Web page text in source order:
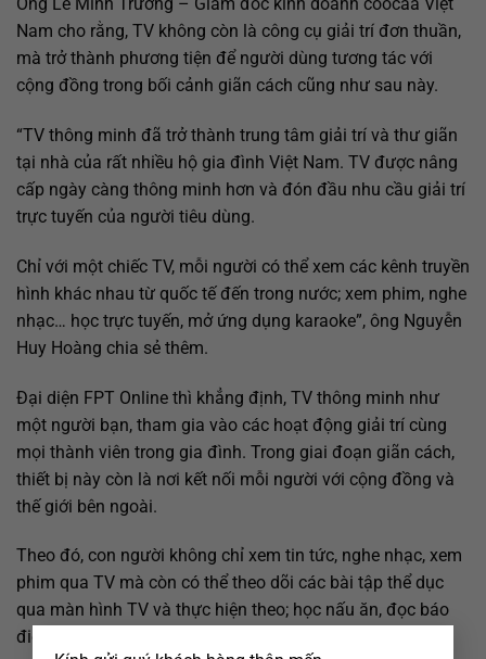
Nam cho rằng, TV không còn là công cụ giải trí đơn thuần,
mà trở thành phương tiện để người dùng tương tác với
cộng đồng trong bối cảnh giãn cách cũng như sau này.
“TV thông minh đã trở thành trung tâm giải trí và thư giãn
tại nhà của rất nhiều hộ gia đình Việt Nam. TV được nâng
cấp ngày càng thông minh hơn và đón đầu nhu cầu giải trí
trực tuyến của người tiêu dùng.
Chỉ với một chiếc TV, mỗi người có thể xem các kênh truyền
hình khác nhau từ quốc tế đến trong nước; xem phim, nghe
nhạc… học trực tuyến, mở ứng dụng karaoke”, ông Nguyễn
Huy Hoàng chia sẻ thêm.
Đại diện FPT Online thì khẳng định, TV thông minh như
một người bạn, tham gia vào các hoạt động giải trí cùng
mọi thành viên trong gia đình. Trong giai đoạn giãn cách,
thiết bị này còn là nơi kết nối mỗi người với cộng đồng và
thế giới bên ngoài.
Theo đó, con người không chỉ xem tin tức, nghe nhạc, xem
phim qua TV mà còn có thể theo dõi các bài tập thể dục
qua màn hình TV và thực hiện theo; học nấu ăn, đọc báo
điện tử qua TV…